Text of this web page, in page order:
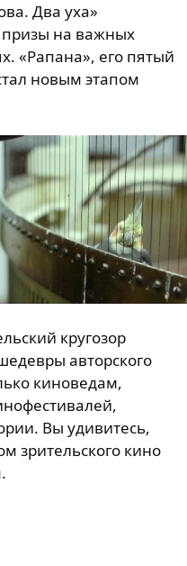
Два уха»
на важных
«Рапана», его пятый
новым этапом
кругозор
авторского
киноведам,
Вы удивитесь,
зрительского кино